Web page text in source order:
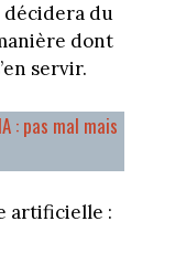
décidera du
dont
servir.
: pas mal mais
artificielle :